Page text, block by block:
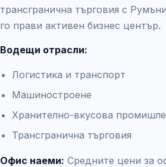
трансгранична търговия с
го прави активен бизнес център.
Водещи отрасли:
Логистика и транспорт
Машиностроене
Хранително-вкусова
Трансгранична търговия
Офис наеми: Средните цени за